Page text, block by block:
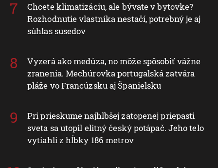
Chcete klimatizáciu, ale bývate v bytovke?
Rozhodnutie vlastníka nestačí, potrebný je aj
súhlas susedov
Vyzerá ako medúza, no môže spôsobiť vážne
zranenia. Mechúrovka portugalská zatvára
pláže vo Francúzsku aj Španielsku
Pri prieskume najhlbšej zatopenej priepasti
sveta sa utopil elitný český potápač. Jeho telo
vytiahli z hĺbky 186 metrov